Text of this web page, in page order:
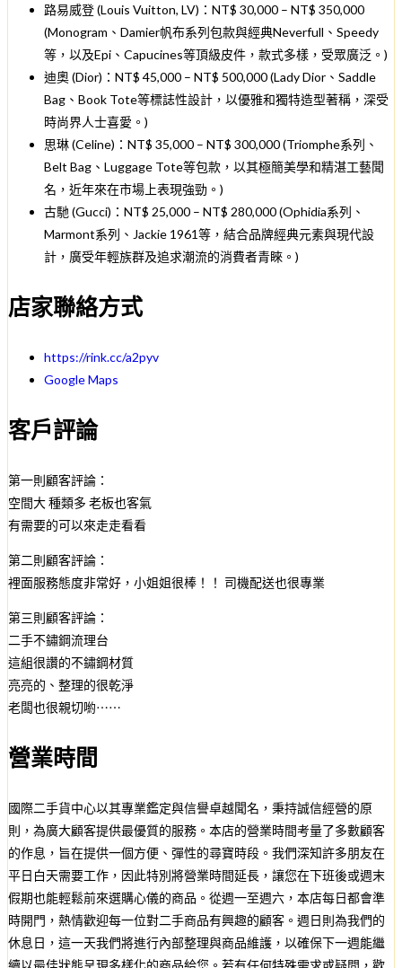
路易威登 (Louis Vuitton, LV)：NT$ 30,000 – NT$ 350,000
(Monogram、Damier帆布系列包款與經典Neverfull、Speedy
等，以及Epi、Capucines等頂級皮件，款式多樣，受眾廣泛。)
迪奧 (Dior)：NT$ 45,000 – NT$ 500,000 (Lady Dior、Saddle
Bag、Book Tote等標誌性設計，以優雅和獨特造型著稱，深受
時尚界人士喜愛。)
思琳 (Celine)：NT$ 35,000 – NT$ 300,000 (Triomphe系列、
Belt Bag、Luggage Tote等包款，以其極簡美學和精湛工藝聞
名，近年來在市場上表現強勁。)
古馳 (Gucci)：NT$ 25,000 – NT$ 280,000 (Ophidia系列、
Marmont系列、Jackie 1961等，結合品牌經典元素與現代設
計，廣受年輕族群及追求潮流的消費者青睞。)
店家聯絡方式
https://rink.cc/a2pyv
Google Maps
客戶評論
第一則顧客評論：
空間大 種類多 老板也客氣
有需要的可以來走走看看
第二則顧客評論：
裡面服務態度非常好，小姐姐很棒！！ 司機配送也很專業
第三則顧客評論：
二手不鏽鋼流理台
這組很讚的不鏽鋼材質
亮亮的、整理的很乾淨
老闆也很親切喲⋯⋯
營業時間
國際二手貨中心以其專業鑑定與信譽卓越聞名，秉持誠信經營的原
則，為廣大顧客提供最優質的服務。本店的營業時間考量了多數顧客
的作息，旨在提供一個方便、彈性的尋寶時段。我們深知許多朋友在
平日白天需要工作，因此特別將營業時間延長，讓您在下班後或週末
假期也能輕鬆前來選購心儀的商品。從週一至週六，本店每日都會準
時開門，熱情歡迎每一位對二手商品有興趣的顧客。週日則為我們的
休息日，這一天我們將進行內部整理與商品維護，以確保下一週能繼
續以最佳狀態呈現多樣化的商品給您。若有任何特殊需求或疑問，歡